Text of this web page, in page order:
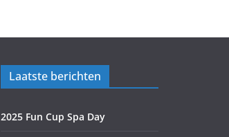
Laatste berichten
2025 Fun Cup Spa Day